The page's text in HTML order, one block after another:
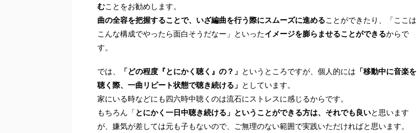
むことをお勧めします。
曲の全容を把握することで、いざ編曲を行う際にスムーズに進めることができたり、「ここは
こんな構成でやったら面白そうだなー」といったイメージを膨らませることができるからで
す。
では、 「どの程度『とにかく聴く』の？」 というところですが、個人的には 「移動中に音楽を
聴く際、一曲リピート状態で聴き続ける」 としています。
家にいる時などにも四六時中聴くのは流石にストレスに感じるからです。
もちろん「とにかく一日中聴き続ける」ということができる方は、それでも良いと思います
が、嫌気が差しては元も子もないので、ご無理のない範囲で実践いただければと思います。